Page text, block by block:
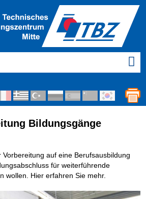
Bildungsgänge
auf eine Berufsausbildung
für weiterführende
wollen. Hier erfahren Sie mehr.